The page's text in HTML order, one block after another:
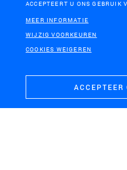
Vernieuwing De Zwarte
Berg, De Hoge Veluwe
ACCEPTEERT U ONS GEBRUIK
MEER INFORMATIE
WIJZIG VOORKEUREN
COOKIES WEIGEREN
ACCEPTEER